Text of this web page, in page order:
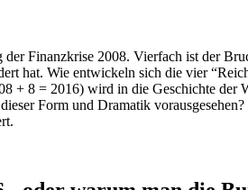
Finanzkrise 2008. Vierfach ist der
hat. Wie entwickeln sich die vier
+ 8 = 2016) wird in die Geschichte
Form und Dramatik